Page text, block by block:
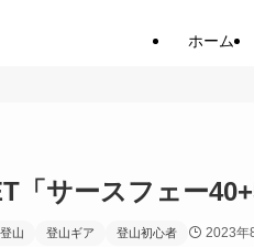
ホーム
「サースフェー
登山 登山ギア 登山初心者 2023年